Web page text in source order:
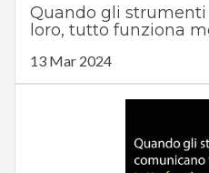
Quando gli
loro, tutto funziona
13 Mar 2024